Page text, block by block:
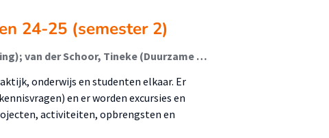
24-25 (semester 2)
Vieveen, Maarten (Duurzame Gebouwde Omgeving); van der Schoor, Tineke (Duurzame Gebouwde Omgeving); Hidding, Charlotte (Leefomgeving In Transitie); de Vrieze, Ron; Vos, Richard; Brons, Margret; Seubers, Jorn
onderwijs en studenten elkaar. Er
en er worden excursies en
activiteiten, opbrengsten en